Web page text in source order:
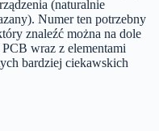
(naturalnie
Numer ten potrzebny
znaleźć można na dole
wraz z elementami
bardziej ciekawskich